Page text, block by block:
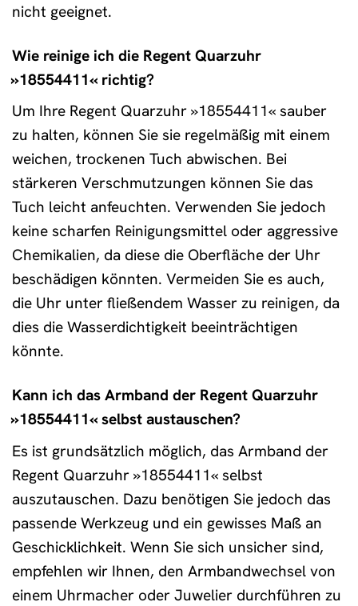
nicht geeignet.
Wie reinige ich die Regent Quarzuhr
»18554411« richtig?
Um Ihre Regent Quarzuhr »18554411« sauber
zu halten, können Sie sie regelmäßig mit einem
weichen, trockenen Tuch abwischen. Bei
stärkeren Verschmutzungen können Sie das
Tuch leicht anfeuchten. Verwenden Sie jedoch
keine scharfen Reinigungsmittel oder aggressive
Chemikalien, da diese die Oberfläche der Uhr
beschädigen könnten. Vermeiden Sie es auch,
die Uhr unter fließendem Wasser zu reinigen, da
dies die Wasserdichtigkeit beeinträchtigen
könnte.
Kann ich das Armband der Regent Quarzuhr
»18554411« selbst austauschen?
Es ist grundsätzlich möglich, das Armband der
Regent Quarzuhr »18554411« selbst
auszutauschen. Dazu benötigen Sie jedoch das
passende Werkzeug und ein gewisses Maß an
Geschicklichkeit. Wenn Sie sich unsicher sind,
empfehlen wir Ihnen, den Armbandwechsel von
einem Uhrmacher oder Juwelier durchführen zu